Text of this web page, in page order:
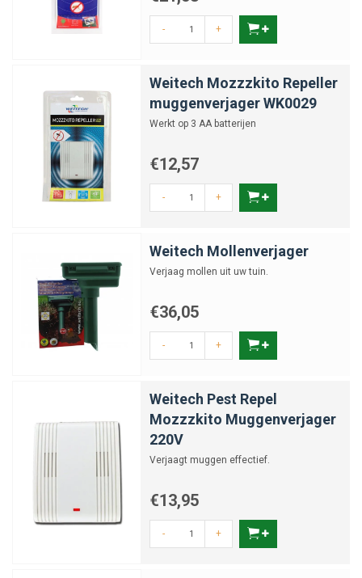
- +
Weitech Mozzzkito Repeller
muggenverjager WK0029
Werkt op 3 AA batterijen
€12,57
- +
Weitech Mollenverjager
Verjaag mollen uit uw tuin.
€36,05
- +
Weitech Pest Repel
Mozzzkito Muggenverjager
220V
Verjaagt muggen effectief.
€13,95
- +